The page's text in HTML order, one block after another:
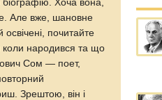
Хоча вона,
Але вже, шановне
почитайте
коли народився та що
Сом — поет,
Зрештою, він і